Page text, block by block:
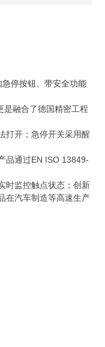
停按钮、带安全功能
是融合了德国精密工程
打开；急停开关采用醒
品通过EN ISO 13849-
时监控触点状态；创新
在汽车制造等高速生产